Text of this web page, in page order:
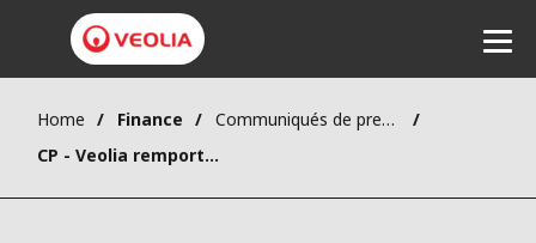
Home Finance
Communiqués de presse
CP - Veolia remporte la gestion du plus grand service public de l'eau en Europe et signe un nouveau contrat avec le SEDIF pour 12 ans